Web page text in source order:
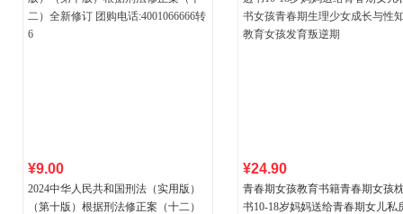
¥9.00
2024中华人民共和国刑法（实用版）
（第十版）根据刑法修正案（十二）
¥24.90
青春期女孩教育书籍青春期女孩
书10-18岁妈妈送给青春期女儿私